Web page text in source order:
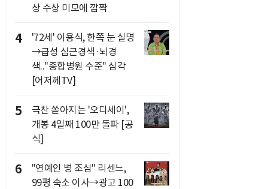
상 수상 미모에 깜짝
4
'72세' 이용식, 한쪽 눈 실명
→급성 심근경색·뇌경
색.."종합병원 수준" 심각
[어저께TV]
5
극찬 쏟아지는 '오디세이',
개봉 4일째 100만 돌파 [공
식]
6
"연예인 병 조심" 리센느,
99평 숙소 이사→광고 100